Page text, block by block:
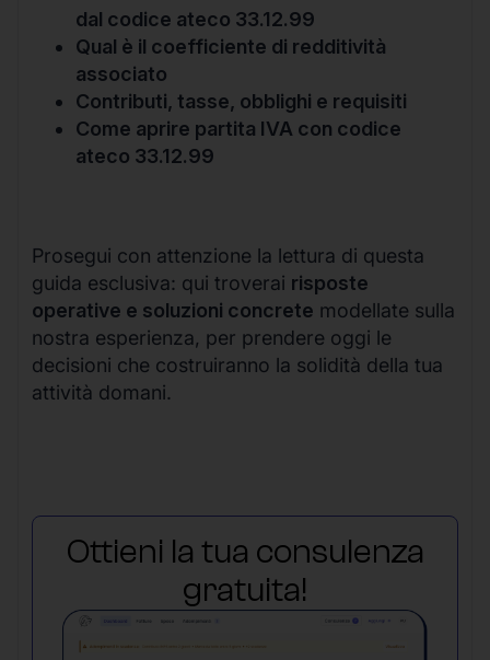
dal codice ateco 33.12.99
Qual è il coefficiente di redditività
associato
Contributi, tasse, obblighi e requisiti
Come aprire partita IVA con codice
ateco 33.12.99
Prosegui con attenzione la lettura di questa
guida esclusiva: qui troverai risposte
operative e soluzioni concrete modellate sulla
nostra esperienza, per prendere oggi le
decisioni che costruiranno la solidità della tua
attività domani.
Ottieni la tua consulenza
gratuita!